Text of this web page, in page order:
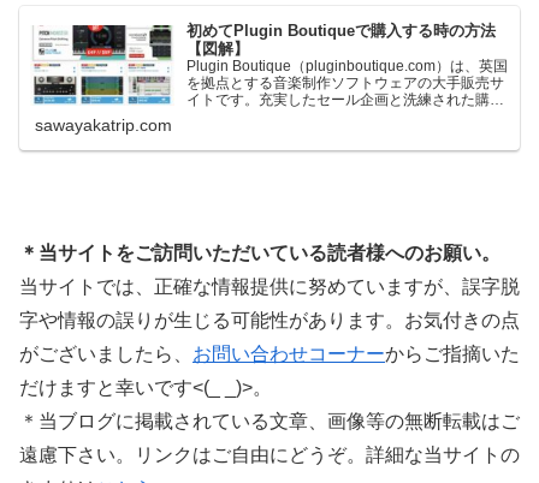
初めてPlugin Boutiqueで購入する時の方法
【図解】
Plugin Boutique（pluginboutique.com）は、英国
を拠点とする音楽制作ソフトウェアの大手販売サ
イトです。充実したセール企画と洗練された購入
に知っておきたいこと価格表示に…
sawayakatrip.com
＊当サイトをご訪問いただいている読者様へのお願い。
当サイトでは、正確な情報提供に努めていますが、誤字脱
字や情報の誤りが生じる可能性があります。お気付きの点
がございましたら、 お問い合わせコーナーからご指摘いた
だけますと幸いです<(_ _)>。
＊当ブログに掲載されている文章、画像等の無断転載はご
遠慮下さい。リンクはご自由にどうぞ。詳細な当サイトの